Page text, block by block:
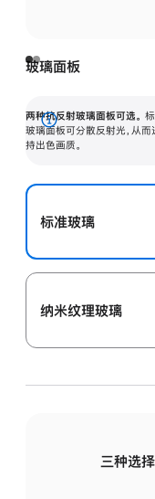
玻璃面板
两种抗反射玻璃面板可选。
玻璃面板可分散反射光，从
持出色画质。
展
开
标准玻璃
纳米纹理玻璃
三种选